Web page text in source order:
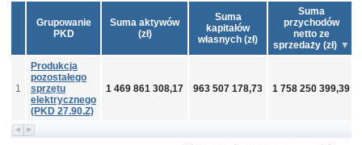
Grupowanie
PKD
Suma aktywów
(zł)
Suma
kapitałów
własnych (zł)
Suma
przychodów
netto ze
sprzedaży (zł)
1
Produkcja
pozostałego
sprzętu
elektrycznego
(PKD 27.90.Z)
1 469 861 308,17 963 507 178,73 1 758 250 399,39